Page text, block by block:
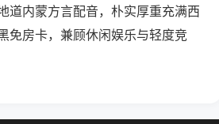
道内蒙方言配音，朴实厚重充满西
免房卡，兼顾休闲娱乐与轻度竞